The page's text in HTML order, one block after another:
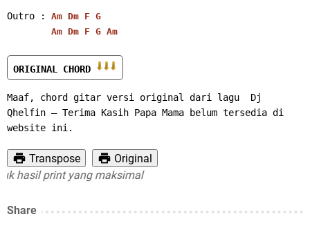
Outro : Am Dm F G
Am Dm F G Am
ORIGINAL CHORD
Maaf, chord gitar versi original dari lagu  Dj
Qhelfin – Terima Kasih Papa Mama belum tersedia di
website ini.
Transpose
Original
print yang maksimal
Share